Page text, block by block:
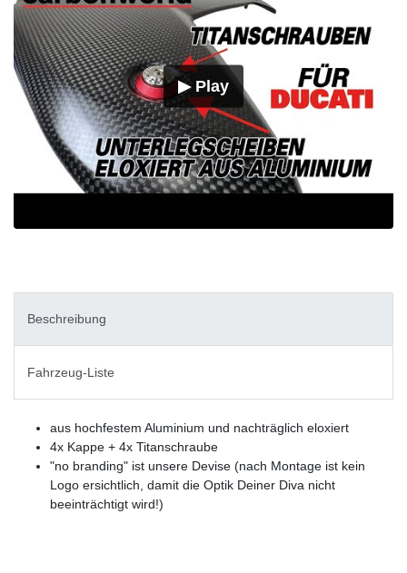
▶ Play
Beschreibung
Fahrzeug-Liste
aus hochfestem Aluminium und nachträglich eloxiert
4x Kappe + 4x Titanschraube
"no branding" ist unsere Devise (nach Montage ist kein
Logo ersichtlich, damit die Optik Deiner Diva nicht
beeinträchtigt wird!)